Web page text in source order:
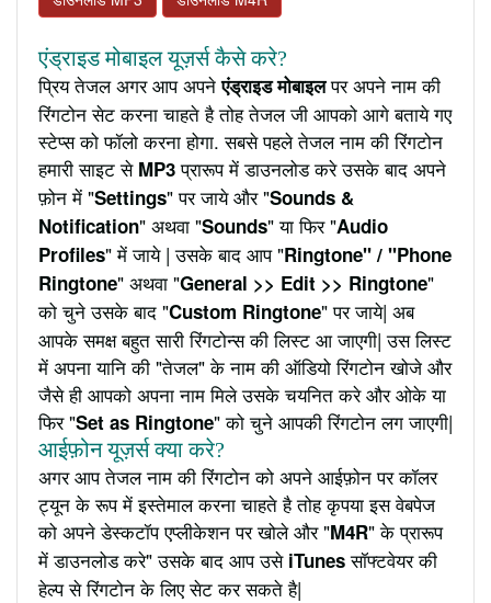
एंड्राइड मोबाइल यूज़र्स कैसे करे?
प्रिय तेजल अगर आप अपनेएंड्राइड मोबाइलपर अपने नाम की
रिंगटोन सेट करना चाहते है तोह तेजल जी आपको आगे बताये गए
स्टेप्स को फॉलो करना होगा. सबसे पहले तेजल नाम की रिंगटोन
हमारी साइट से MP3प्रारूप में डाउनलोड करे उसके बाद अपने
फ़ोन में "Settings" पर जाये और "Sounds &
Notification" अथवा "Sounds" या फिर "Audio
Profiles" में जाये | उसके बाद आप "Ringtone" / "Phone
Ringtone" अथवा "General >> Edit >> Ringtone"
को चुने उसके बाद "Custom Ringtone" पर जाये| अब
आपके समक्ष बहुत सारी रिंगटोन्स की लिस्ट आ जाएगी| उस लिस्ट
में अपना यानि की "तेजल" के नाम की ऑडियो रिंगटोन खोजे और
जैसे ही आपको अपना नाम मिले उसके चयनित करे और ओके या
फिर "Set as Ringtone" को चुने आपकी रिंगटोन लग जाएगी|
आईफ़ोन यूज़र्स क्या करे?
अगर आप तेजल नाम की रिंगटोन को अपने आईफ़ोन पर कॉलर
ट्यून के रूप में इस्तेमाल करना चाहते है तोह कृपया इस वेबपेज
को अपने डेस्कटॉप एप्लीकेशन पर खोले और "M4R" के प्रारूप
में डाउनलोड करे" उसके बाद आप उसे iTunesसॉफ्टवेयर की
हेल्प से रिंगटोन के लिए सेट कर सकते है|